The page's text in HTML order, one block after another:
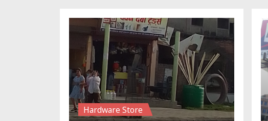
Hardware Store